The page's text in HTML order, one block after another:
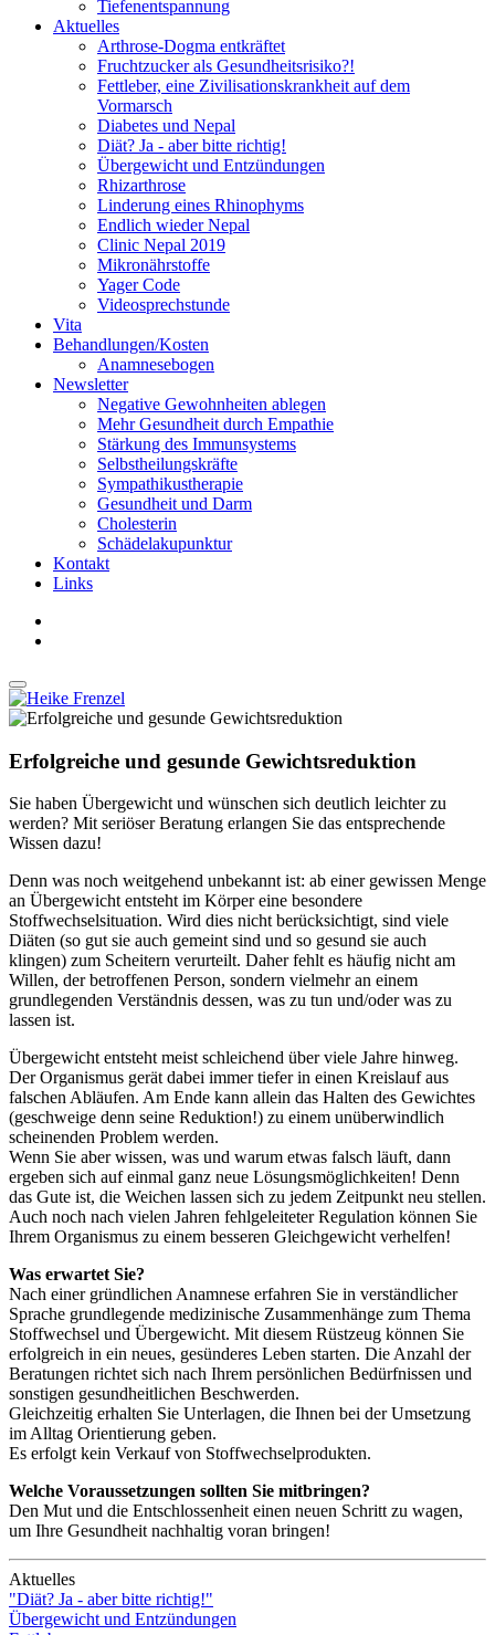
Tiefenentspannung
Aktuelles
Arthrose-Dogma entkräftet
Fruchtzucker als Gesundheitsrisiko?!
Fettleber, eine Zivilisationskrankheit auf dem
Vormarsch
Diabetes und Nepal
Diät? Ja - aber bitte richtig!
Übergewicht und Entzündungen
Rhizarthrose
Linderung eines Rhinophyms
Endlich wieder Nepal
Clinic Nepal 2019
Mikronährstoffe
Yager Code
Videosprechstunde
Vita
Behandlungen/Kosten
Anamnesebogen
Newsletter
Negative Gewohnheiten ablegen
Mehr Gesundheit durch Empathie
Stärkung des Immunsystems
Selbstheilungskräfte
Sympathikustherapie
Gesundheit und Darm
Cholesterin
Schädelakupunktur
Kontakt
Links
Erfolgreiche und gesunde Gewichtsreduktion
Sie haben Übergewicht und wünschen sich deutlich leichter zu
werden? Mit seriöser Beratung erlangen Sie das entsprechende
Wissen dazu!
Denn was noch weitgehend unbekannt ist: ab einer gewissen Menge
an Übergewicht entsteht im Körper eine besondere
Stoffwechselsituation. Wird dies nicht berücksichtigt, sind viele
Diäten (so gut sie auch gemeint sind und so gesund sie auch
klingen) zum Scheitern verurteilt. Daher fehlt es häufig nicht am
Willen, der betroffenen Person, sondern vielmehr an einem
grundlegenden Verständnis dessen, was zu tun und/oder was zu
lassen ist.
Übergewicht entsteht meist schleichend über viele Jahre hinweg.
Der Organismus gerät dabei immer tiefer in einen Kreislauf aus
falschen Abläufen. Am Ende kann allein das Halten des Gewichtes
(geschweige denn seine Reduktion!) zu einem unüberwindlich
scheinenden Problem werden.
Wenn Sie aber wissen, was und warum etwas falsch läuft, dann
ergeben sich auf einmal ganz neue Lösungsmöglichkeiten! Denn
das Gute ist, die Weichen lassen sich zu jedem Zeitpunkt neu stellen.
Auch noch nach vielen Jahren fehlgeleiteter Regulation können Sie
Ihrem Organismus zu einem besseren Gleichgewicht verhelfen!
Was erwartet Sie?
Nach einer gründlichen Anamnese erfahren Sie in verständlicher
Sprache grundlegende medizinische Zusammenhänge zum Thema
Stoffwechsel und Übergewicht. Mit diesem Rüstzeug können Sie
erfolgreich in ein neues, gesünderes Leben starten. Die Anzahl der
Beratungen richtet sich nach Ihrem persönlichen Bedürfnissen und
sonstigen gesundheitlichen Beschwerden.
Gleichzeitig erhalten Sie Unterlagen, die Ihnen bei der Umsetzung
im Alltag Orientierung geben.
Es erfolgt kein Verkauf von Stoffwechselprodukten.
Welche Voraussetzungen sollten Sie mitbringen?
Den Mut und die Entschlossenheit einen neuen Schritt zu wagen,
um Ihre Gesundheit nachhaltig voran bringen!
Aktuelles
"Diät? Ja - aber bitte richtig!"
Übergewicht und Entzündungen